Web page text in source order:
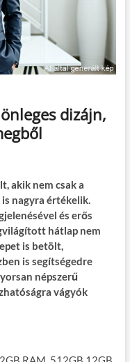
dizájn,
akik nem csak a
nagyra értékelik.
és erős
hátlap nem
is betölt,
is segítségedre
népszerű
vágyók